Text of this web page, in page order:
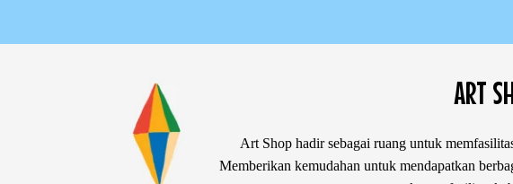
ART
Art Shop hadir sebagai ruang untuk
Memberikan kemudahan untuk mendapatkan